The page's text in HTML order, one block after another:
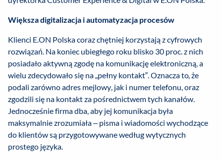
Większa digitalizacja i automatyzacja procesów
Klienci E.ON Polska coraz chętniej korzystają z cyfrowych
rozwiązań. Na koniec ubiegłego roku blisko 30 proc. z nich
posiadało aktywną zgodę na komunikację elektroniczną, a
wielu zdecydowało się na „pełny kontakt”. Oznacza to, że
podali zarówno adres mejlowy, jak i numer telefonu, oraz
zgodzili się na kontakt za pośrednictwem tych kanałów.
Jednocześnie firma dba, aby jej komunikacja była
maksymalnie zrozumiała – pisma i wiadomości wychodzące
do klientów są przygotowywane według wytycznych
prostego języka.